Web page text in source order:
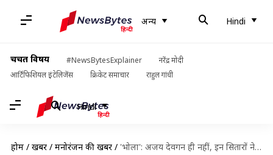
अन्य Hindi
चर्चित विषय #NewsBytesExplainer
नरेंद्र मोदी
आर्टिफिशियल इंटेलिजेंस
क्रिकेट समाचार राहुल गांधी
Hindi
होम / खबरें / मनोरंजन की खबरें / 'भोला': अजय देवगन ही नहीं, इन सितारों ने भी फिल्मों में दिखाया अपने निर्देशन का दमखम